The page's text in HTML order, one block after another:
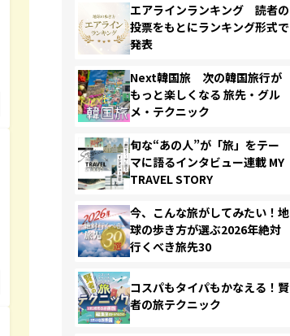
エアラインランキング 読者の
投票をもとにランキング形式で
発表
Next韓国旅 次の韓国旅行が
もっと楽しくなる 旅先・グル
メ・テクニック
旬な“あの人”が「旅」をテー
マに語るインタビュー連載 MY
TRAVEL STORY
今、こんな旅がしてみたい！地
球の歩き方が選ぶ2026年絶対
行くべき旅先30
コスパもタイパもかなえる！賢
者の旅テクニック